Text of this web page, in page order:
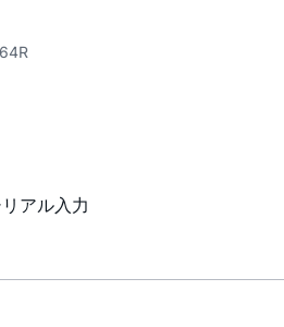
アル入力